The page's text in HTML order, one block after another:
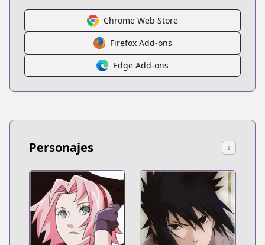
Chrome Web Store
Firefox Add-ons
Edge Add-ons
Personajes ↓